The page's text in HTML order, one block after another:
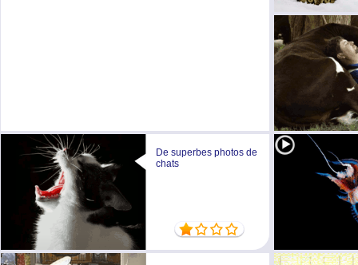
De superbes photos de
chats